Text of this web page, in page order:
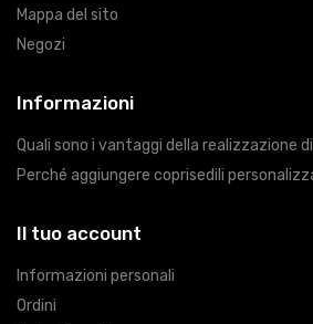
Mappa del sito
Negozi
Informazioni
Quali sono i vantaggi della realizzazione
Perché aggiungere coprisedili
Il tuo account
Informazioni personali
Ordini